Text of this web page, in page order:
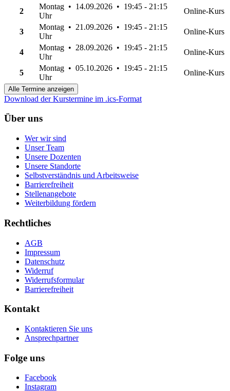
2
Montag • 14.09.2026 • 19:45 - 21:15
Uhr
Online-Kurs
3
Montag • 21.09.2026 • 19:45 - 21:15
Uhr
Online-Kurs
4
Montag • 28.09.2026 • 19:45 - 21:15
Uhr
Online-Kurs
5
Montag • 05.10.2026 • 19:45 - 21:15
Uhr
Online-Kurs
Alle Termine anzeigen
Download der Kurstermine im .ics-Format
Über uns
Wer wir sind
Unser Team
Unsere Dozenten
Unsere Standorte
Selbstverständnis und Arbeitsweise
Barrierefreiheit
Stellenangebote
Weiterbildung fördern
Rechtliches
AGB
Impressum
Datenschutz
Widerruf
Widerrufsformular
Barrierefreiheit
Kontakt
Kontaktieren Sie uns
Ansprechpartner
Folge uns
Facebook
Instagram